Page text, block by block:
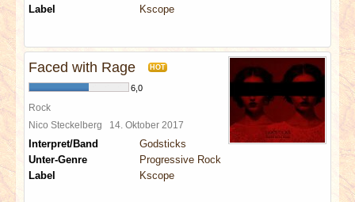
Label
Kscope
Faced with Rage HOT
6,0
Rock
Nico Steckelberg 14. Oktober 2017
Interpret/Band
Godsticks
Unter-Genre
Progressive Rock
Label
Kscope